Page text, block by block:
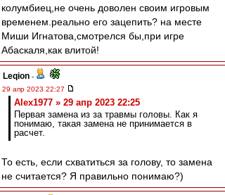
колумбиец,не очень доволен своим игровым
временем.реально его зацепить? на месте
Миши Игнатова,смотрелся бы,при игре
Абаскаля,как влитой!
Leqion -
29 апр 2023 22:27
Alex1977 » 29 апр 2023 22:25
Первая замена из за травмы головы. Как я
понимаю, такая замена не принимается в
расчет.
То есть, если схватиться за голову, то замена
не считается? Я правильно понимаю?)